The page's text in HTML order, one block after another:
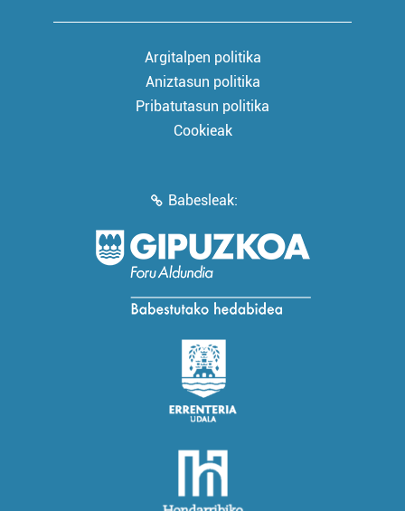
Argitalpen politika
Aniztasun politika
Pribatutasun politika
Cookieak
Babesleak: